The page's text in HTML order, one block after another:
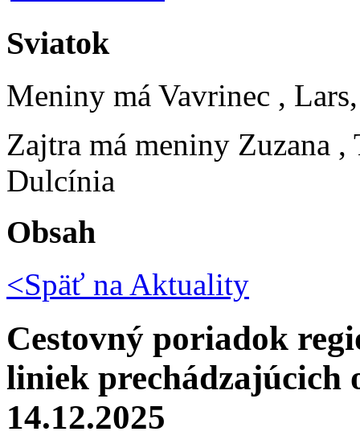
Sviatok
Meniny má Vavrinec ,
Zajtra má meniny Zuzana ,
Dulcínia
Obsah
<Späť na Aktuality
Cestovný poriadok
liniek prechádzajúcich
14.12.2025